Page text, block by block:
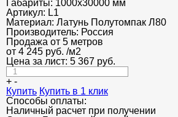
ПОТОЛКИ
АКЦИИ
НЕДОРОГОЙ МЕТАЛЛОПРОКАТ
Габариты: 1000х30000 мм
Артикул: L1
Материал: Латунь Полутомпак Л80
Производитель: Россия
Продажа от 5 метров
от 4 245 руб. /м2
Цена за лист: 5 367 руб.
+ -
Купить Купить в 1 клик
Способы оплаты:
Наличный расчет при получении